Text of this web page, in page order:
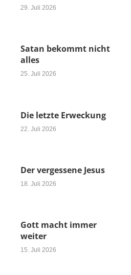
29. Juli 2026
Satan bekommt nicht
alles
25. Juli 2026
Die letzte Erweckung
22. Juli 2026
Der vergessene Jesus
18. Juli 2026
Gott macht immer
weiter
15. Juli 2026